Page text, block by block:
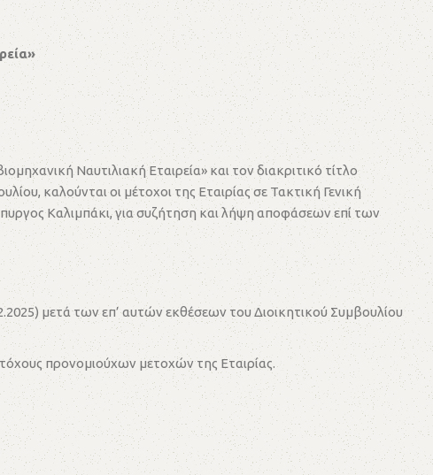
Ναυτιλιακή Εταιρεία» και τον διακριτικό τίτλο
καλούνται οι μέτοχοι της Εταιρίας σε Τακτική Γενική
Καλιμπάκι, για συζήτηση και λήψη αποφάσεων επί των
μετά των επ’ αυτών εκθέσεων του Διοικητικού Συμβουλίου
προνομιούχων μετοχών της Εταιρίας.